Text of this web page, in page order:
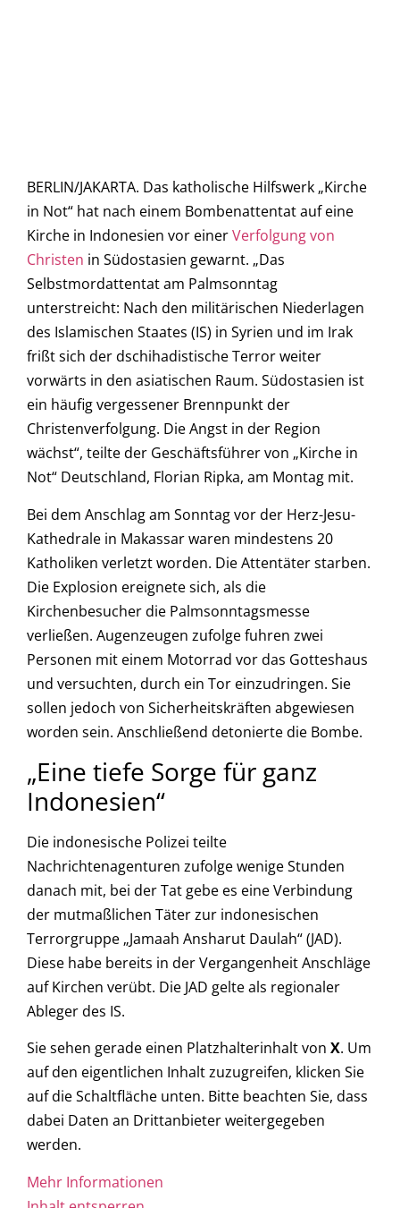
BERLIN/JAKARTA. Das katholische Hilfswerk „Kirche
in Not“ hat nach einem Bombenattentat auf eine
Kirche in Indonesien vor einerVerfolgung von
Christen in Südostasien gewarnt. „Das
Selbstmordattentat am Palmsonntag
unterstreicht: Nach den militärischen Niederlagen
des Islamischen Staates (IS) in Syrien und im Irak
frißt sich der dschihadistische Terror weiter
vorwärts in den asiatischen Raum. Südostasien ist
ein häufig vergessener Brennpunkt der
Christenverfolgung. Die Angst in der Region
wächst“, teilte der Geschäftsführer von „Kirche in
Not“ Deutschland, Florian Ripka, am Montag mit.
Bei dem Anschlag am Sonntag vor der Herz-Jesu-
Kathedrale in Makassar waren mindestens 20
Katholiken verletzt worden. Die Attentäter starben.
Die Explosion ereignete sich, als die
Kirchenbesucher die Palmsonntagsmesse
verließen. Augenzeugen zufolge fuhren zwei
Personen mit einem Motorrad vor das Gotteshaus
und versuchten, durch ein Tor einzudringen. Sie
sollen jedoch von Sicherheitskräften abgewiesen
worden sein. Anschließend detonierte die Bombe.
„Eine tiefe Sorge für ganz
Indonesien“
Die indonesische Polizei teilte
Nachrichtenagenturen zufolge wenige Stunden
danach mit, bei der Tat gebe es eine Verbindung
der mutmaßlichen Täter zur indonesischen
Terrorgruppe „Jamaah Ansharut Daulah“ (JAD).
Diese habe bereits in der Vergangenheit Anschläge
auf Kirchen verübt. Die JAD gelte als regionaler
Ableger des IS.
Sie sehen gerade einen Platzhalterinhalt von X. Um
auf den eigentlichen Inhalt zuzugreifen, klicken Sie
auf die Schaltfläche unten. Bitte beachten Sie, dass
dabei Daten an Drittanbieter weitergegeben
werden.
Mehr Informationen